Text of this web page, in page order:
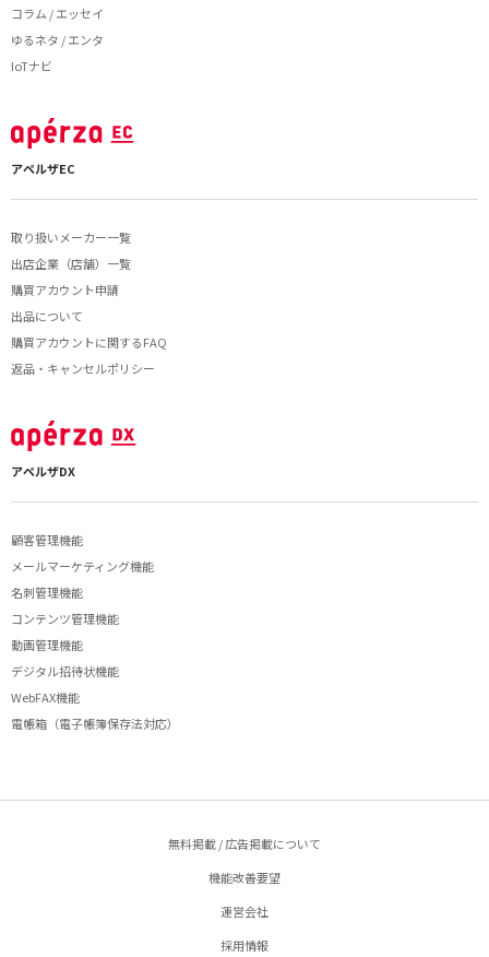
コラム / エッセイ
ゆるネタ / エンタ
IoTナビ
アペルザEC
取り扱いメーカー一覧
出店企業（店舗）一覧
購買アカウント申請
出品について
購買アカウントに関するFAQ
返品・キャンセルポリシー
アペルザDX
顧客管理機能
メールマーケティング機能
名刺管理機能
コンテンツ管理機能
動画管理機能
デジタル招待状機能
WebFAX機能
電帳箱（電子帳簿保存法対応）
無料掲載 / 広告掲載について
機能改善要望
運営会社
採用情報